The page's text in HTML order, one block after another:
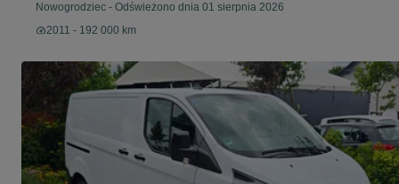
Nowogrodziec - Odświeżono dnia 01 sierpnia 2026
2011 - 192 000 km